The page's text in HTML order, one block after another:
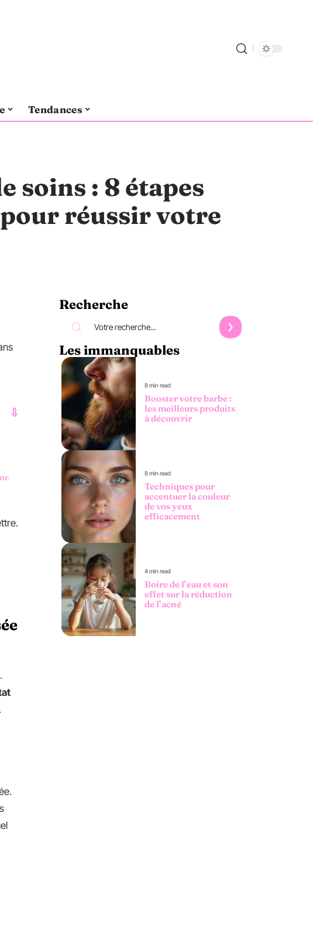
Tendances
soins : 8 étapes
réussir votre
.
Recherche
Les immanquables
8 min read
Booster votre barbe :
les meilleurs produits
à découvrir
8 min read
Techniques pour
accentuer la couleur
de vos yeux
efficacement
4 min read
Boire de l’eau et son
effet sur la réduction
de l’acné